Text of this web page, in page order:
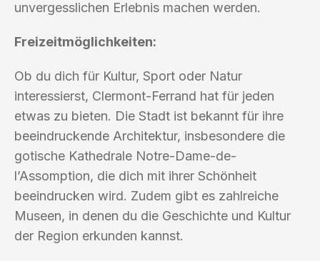
unvergesslichen Erlebnis machen werden.
Freizeitmöglichkeiten:
Ob du dich für Kultur, Sport oder Natur
interessierst, Clermont-Ferrand hat für jeden
etwas zu bieten. Die Stadt ist bekannt für ihre
beeindruckende Architektur, insbesondere die
gotische Kathedrale Notre-Dame-de-
l’Assomption, die dich mit ihrer Schönheit
beeindrucken wird. Zudem gibt es zahlreiche
Museen, in denen du die Geschichte und Kultur
der Region erkunden kannst.